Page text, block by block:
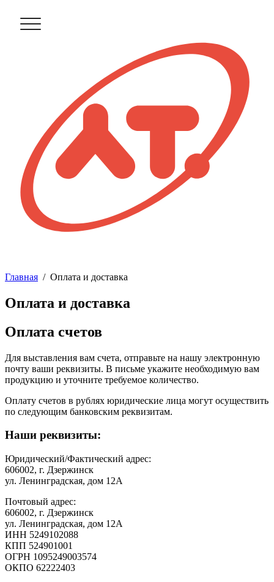
Главная / Оплата и доставка
Оплата и доставка
Оплата счетов
Для выставления вам счета, отправьте на нашу электронную
почту ваши реквизиты. В письме укажите необходимую вам
продукцию и уточните требуемое количество.
Оплату счетов в рублях юридические лица могут осуществить
по следующим банковским реквизитам.
Наши реквизиты:
Юридический/Фактический адрес:
606002, г. Дзержинск
ул. Ленинградская, дом 12А
Почтовый адрес:
606002, г. Дзержинск
ул. Ленинградская, дом 12А
ИНН 5249102088
КПП 524901001
ОГРН 1095249003574
ОКПО 62222403